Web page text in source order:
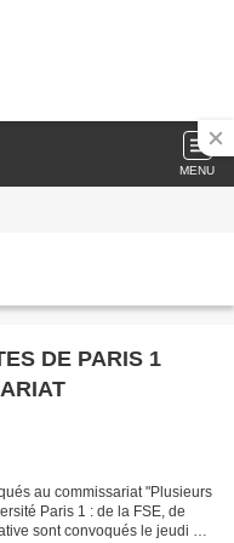
MENU
DE PARIS 1
au commissariat "Plusieurs
Paris 1 : de la FSE, de
sont convoqués le jeudi 1er